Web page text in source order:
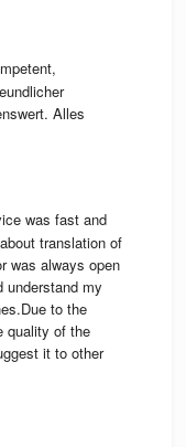
Alles
was fast and
translation of
was always open
understand my
to the
quality of the
it to other